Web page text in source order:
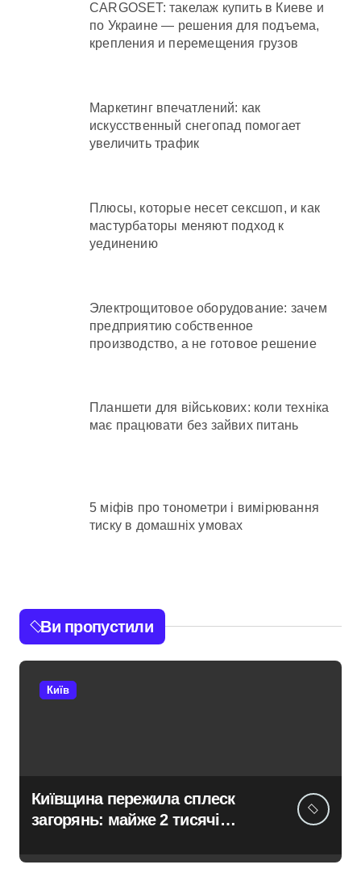
CARGOSET: такелаж купить в Киеве и
по Украине — решения для подъема,
крепления и перемещения грузов
Маркетинг впечатлений: как
искусственный снегопад помогает
увеличить трафик
Плюсы, которые несет сексшоп, и как
мастурбаторы меняют подход к
уединению
Электрощитовое оборудование: зачем
предприятию собственное
производство, а не готовое решение
Планшети для військових: коли техніка
має працювати без зайвих питань
5 міфів про тонометри і вимірювання
тиску в домашніх умовах
Ви пропустили
Київ
Київщина пережила сплеск
загорянь: майже 2 тисячі
екосистемах